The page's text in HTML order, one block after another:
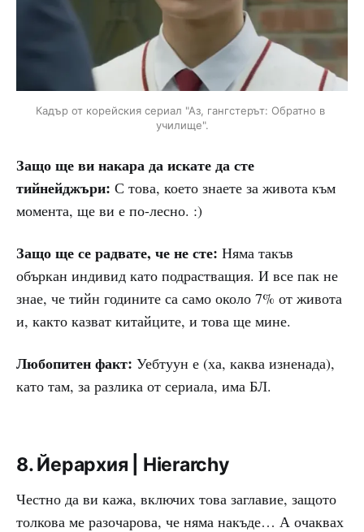
Кадър от корейския сериал "Аз, гангстерът: Обратно в
училище".
Защо ще ви накара да искате да сте
тийнейджъри: С това, което знаете за живота към
момента, ще ви е по-лесно. :)
Защо ще се радвате, че не сте: Няма такъв
объркан индивид като подрастващия. И все пак не
знае, че тийн годините са само около 7% от живота
и, както казват китайците, и това ще мине.
Любопитен факт: Уебтуун е (ха, каква изненада),
като там, за разлика от сериала, има БЛ.
8. Йерархия | Hierarchy
Честно да ви кажа, включих това заглавие, защото
толкова ме разочарова, че няма накъде… А очаквах